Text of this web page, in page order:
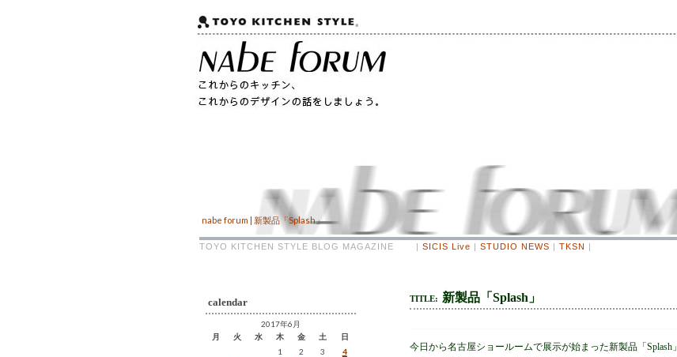
nabe forum | 新製品「Splash」
TOYO KITCHEN STYLE BLOG MAGAZINE | SICIS Live | STUDIO NEWS | TKSN |
calendar
2017年6月
月
火 水 木 金 土
日
1
2 3
4
TITLE: 新製品「Splash」
今日から名古屋ショールームで展示が始まった新製品「Splash」